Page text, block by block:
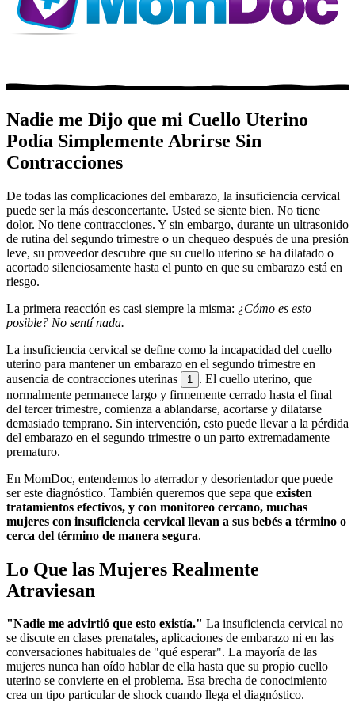
Nadie me Dijo que mi Cuello Uterino
Podía Simplemente Abrirse Sin
Contracciones
De todas las complicaciones del embarazo, la insuficiencia cervical
puede ser la más desconcertante. Usted se siente bien. No tiene
dolor. No tiene contracciones. Y sin embargo, durante un ultrasonido
de rutina del segundo trimestre o un chequeo después de una presión
leve, su proveedor descubre que su cuello uterino se ha dilatado o
acortado silenciosamente hasta el punto en que su embarazo está en
riesgo.
La primera reacción es casi siempre la misma: ¿Cómo es esto
posible? No sentí nada.
La insuficiencia cervical se define como la incapacidad del cuello
uterino para mantener un embarazo en el segundo trimestre en
ausencia de contracciones uterinas
1
. El cuello uterino, que
normalmente permanece largo y firmemente cerrado hasta el final
del tercer trimestre, comienza a ablandarse, acortarse y dilatarse
demasiado temprano. Sin intervención, esto puede llevar a la pérdida
del embarazo en el segundo trimestre o un parto extremadamente
prematuro.
En MomDoc, entendemos lo aterrador y desorientador que puede
ser este diagnóstico. También queremos que sepa que existen
tratamientos efectivos, y con monitoreo cercano, muchas
mujeres con insuficiencia cervical llevan a sus bebés a término o
cerca del término de manera segura.
Lo Que las Mujeres Realmente
Atraviesan
"Nadie me advirtió que esto existía." La insuficiencia cervical no
se discute en clases prenatales, aplicaciones de embarazo ni en las
conversaciones habituales de "qué esperar". La mayoría de las
mujeres nunca han oído hablar de ella hasta que su propio cuello
uterino se convierte en el problema. Esa brecha de conocimiento
crea un tipo particular de shock cuando llega el diagnóstico.